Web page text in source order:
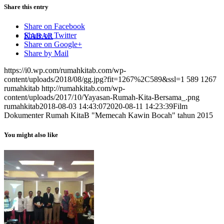
KABAR
Share this entry
Share on Facebook
Share on Twitter
Share on Google+
Share by Mail
https://i0.wp.com/rumahkitab.com/wp-
content/uploads/2018/08/gg.jpg?fit=1267%2C589&ssl=1 589 1267
rumahkitab http://rumahkitab.com/wp-
content/uploads/2017/10/Yayasan-Rumah-Kita-Bersama_.png
rumahkitab2018-08-03 14:43:072020-08-11 14:23:39Film
Dokumenter Rumah KitaB "Memecah Kawin Bocah" tahun 2015
You might also like